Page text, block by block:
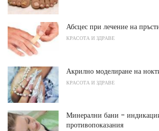
Абсцес при лечение на
КРАСОТА И ЗДРАВЕ
Акрилно моделиране на
КРАСОТА И ЗДРАВЕ
Минерални бани -
противопоказания